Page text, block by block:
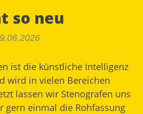
so neu
ist die künstliche Intelligenz
wird in vielen Bereichen
lassen wir Stenografen uns
gern einmal die Rohfassung